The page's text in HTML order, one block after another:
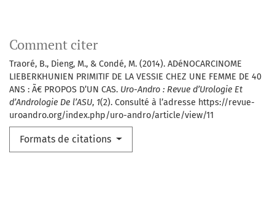
Comment citer
Traoré, B., Dieng, M., & Condé, M. (2014). ADéNOCARCINOME
LIEBERKHUNIEN PRIMITIF DE LA VESSIE CHEZ UNE FEMME DE 40
ANS : Ã€ PROPOS D’UN CAS. Uro-Andro : Revue d’Urologie Et
d’Andrologie De l’ASU, 1(2). Consulté à l’adresse https://revue-
uroandro.org/index.php/uro-andro/article/view/11
Formats de citations